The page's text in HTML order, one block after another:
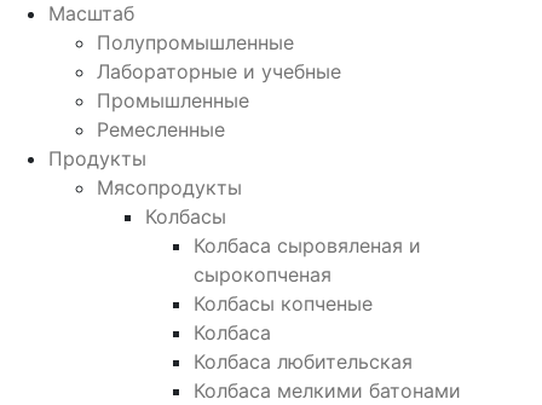
Масштаб
Полупромышленные
Лабораторные и учебные
Промышленные
Ремесленные
Продукты
Мясопродукты
Колбасы
Колбаса сыровяленая и
сырокопченая
Колбасы копченые
Колбаса
Колбаса любительская
Колбаса мелкими батонами